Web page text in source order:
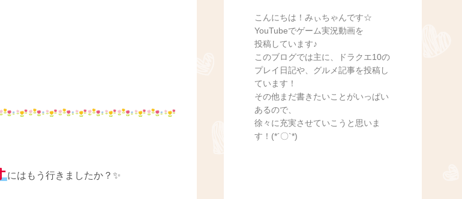
にはもう行きましたか？✨
こんにちは！みぃちゃんです☆
YouTubeでゲーム実況動画を
投稿しています♪
このブログでは主に、ドラクエ10の
プレイ日記や、グルメ記事を投稿し
ています！
その他まだ書きたいことがいっぱい
あるので、
徐々に充実させていこうと思いま
す！(*´〇`*)